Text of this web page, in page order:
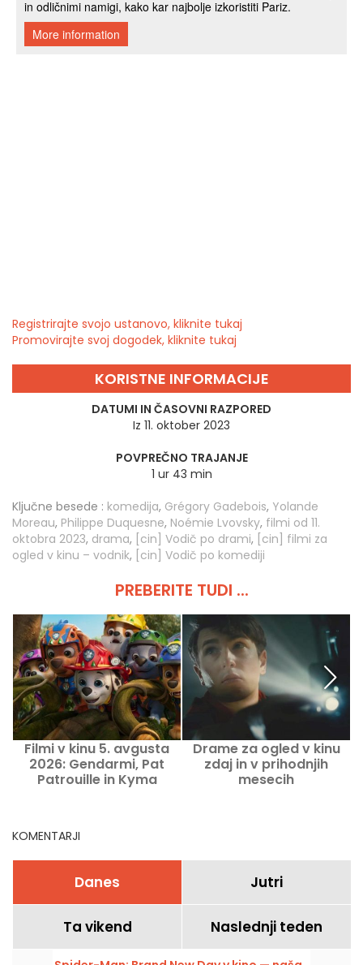
Registrirajte svojo ustanovo, kliknite tukaj
Promovirajte svoj dogodek, kliknite tukaj
KORISTNE INFORMACIJE
DATUMI IN ČASOVNI RAZPORED
Iz 11. oktober 2023
POVPREČNO TRAJANJE
1 ur 43 min
Ključne besede : komedija, Grégory Gadebois, Yolande
Moreau, Philippe Duquesne, Noémie Lvovsky, filmi od 11.
oktobra 2023, drama, [cin] Vodič po drami, [cin] filmi za
ogled v kinu – vodnik, [cin] Vodič po komediji
PREBERITE TUDI ...
Filmi v kinu 5. avgusta
2026: Gendarmi, Pat
Patrouille in Kyma
Drame za ogled v kinu
zdaj in v prihodnjih
mesecih
KOMENTARJI
Danes Jutri
Ta vikend Naslednji teden